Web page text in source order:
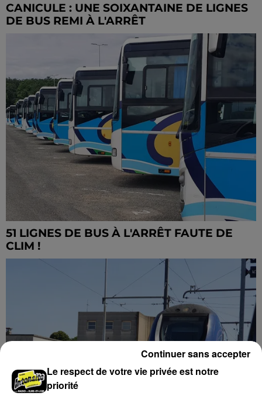
CANICULE : UNE SOIXANTAINE DE LIGNES
DE BUS REMI À L'ARRÊT
51 LIGNES DE BUS À L'ARRÊT FAUTE DE
CLIM !
Le respect de votre vie privée est notre
priorité
Continuer sans accepter